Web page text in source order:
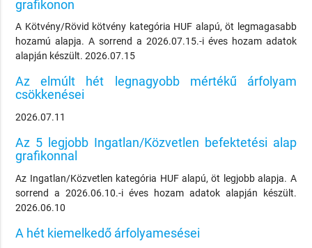
grafikonon
A Kötvény/Rövid kötvény kategória HUF alapú, öt legmagasabb
hozamú alapja. A sorrend a 2026.07.15.-i éves hozam adatok
alapján készült. 2026.07.15
Az elmúlt hét legnagyobb mértékű árfolyam
csökkenései
2026.07.11
Az 5 legjobb Ingatlan/Közvetlen befektetési alap
grafikonnal
Az Ingatlan/Közvetlen kategória HUF alapú, öt legjobb alapja. A
sorrend a 2026.06.10.-i éves hozam adatok alapján készült.
2026.06.10
A hét kiemelkedő árfolyamesései